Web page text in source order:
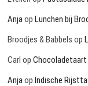
AnjaopLunchen bij
Broodjes & Babbels op
Carl opChocoladetaart
AnjaopIndische